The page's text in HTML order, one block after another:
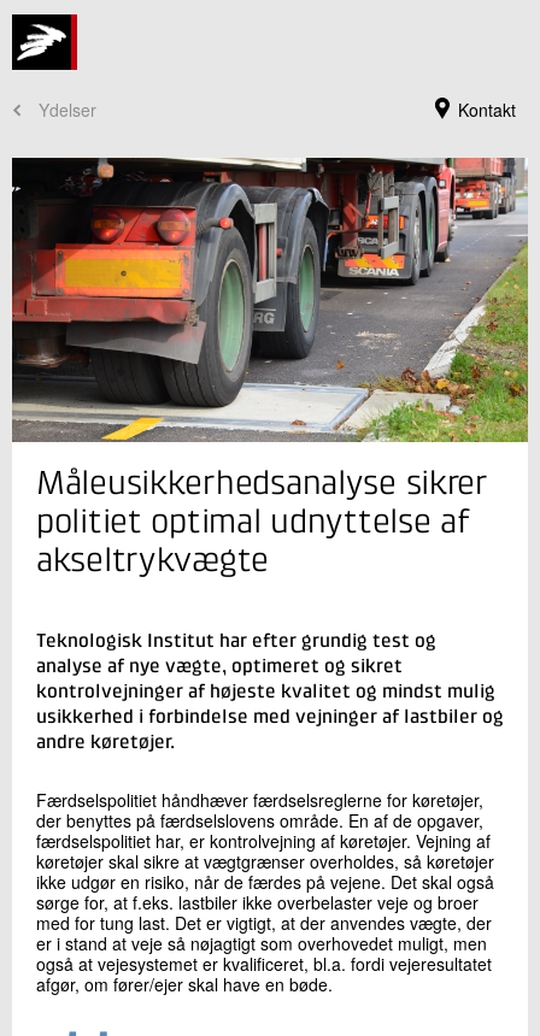
Kontakt
Ydelser
Jeg er din kontaktperson
Henrik Kjeldsen
Seniorprojektleder, dr.scient.
Installation og Kalibrering
+45 72 20 29 09
Send e-mail
Skriv til mig
Send
Måleusikkerhedsanalyse sikrer
politiet optimal udnyttelse af
akseltrykvægte
Teknologisk Institut har efter grundig test og
analyse af nye vægte, optimeret og sikret
kontrolvejninger af højeste kvalitet og mindst mulig
usikkerhed i forbindelse med vejninger af lastbiler og
andre køretøjer.
Færdselspolitiet håndhæver færdselsreglerne for køretøjer,
der benyttes på færdselslovens område. En af de opgaver,
færdselspolitiet har, er kontrolvejning af køretøjer. Vejning af
køretøjer skal sikre at vægtgrænser overholdes, så køretøjer
ikke udgør en risiko, når de færdes på vejene. Det skal også
sørge for, at f.eks. lastbiler ikke overbelaster veje og broer
med for tung last. Det er vigtigt, at der anvendes vægte, der
er i stand at veje så nøjagtigt som overhovedet muligt, men
også at vejesystemet er kvalificeret, bl.a. fordi vejeresultatet
afgør, om fører/ejer skal have en bøde.